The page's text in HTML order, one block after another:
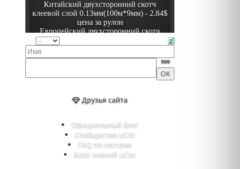
500
Друзья сайта
Официальный блог
Сообщество uCoz
FAQ по системе
База знаний uCoz